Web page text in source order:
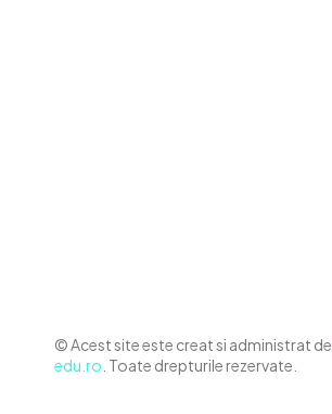
© Acest site este creat si administrat de
edu.ro . Toate drepturile rezervate.